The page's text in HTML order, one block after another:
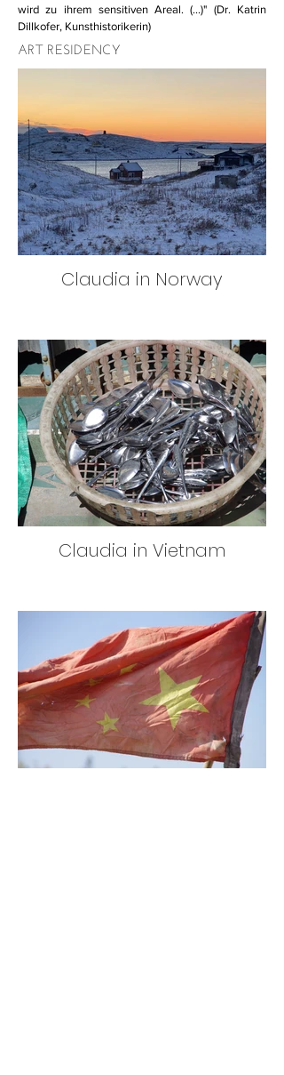
wird zu ihrem sensitiven Areal. (...)" (Dr. Katrin
Dillkofer, Kunsthistorikerin)
ART RESIDENCY
Claudia in Norway
Claudia in Vietnam